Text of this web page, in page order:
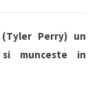
Perry) un
munceste in